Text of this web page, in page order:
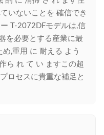
いないことを 確信でき
T-2072DFモデルは,信
を必要とする産業に最
,重用 に 耐える よう
ら れ て い ますこの超
ロセスに貴重な補足と